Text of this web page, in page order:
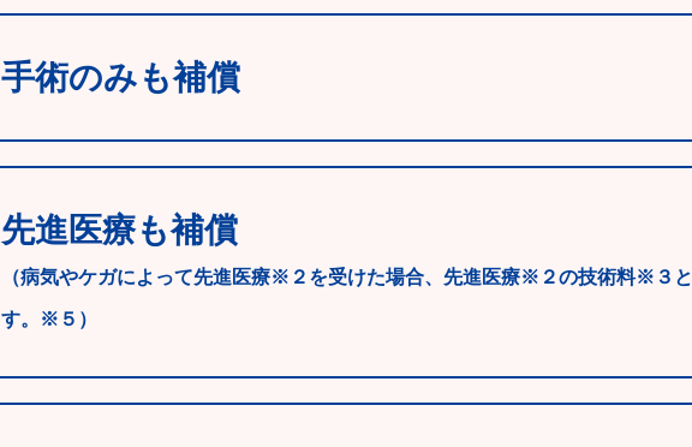
手術のみも補償
先進医療も補償
（病気やケガによって先進医療※２を受けた場合、先進医療※２の技術料※３
す。※５）